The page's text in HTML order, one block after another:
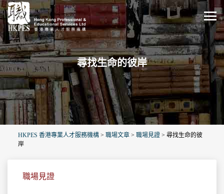
尋找生命的彼岸
HKPES 香港專業人才服務機構 > 職場文章 > 職場見證 > 尋找生命的彼
岸
職場見證